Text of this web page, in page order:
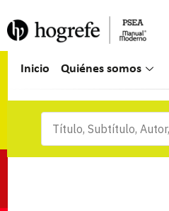
Inicio Quiénes somos